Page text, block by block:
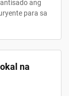
ang
para sa
na